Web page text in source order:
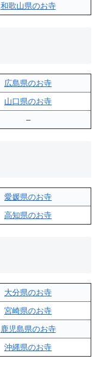
和歌山県のお寺
広島県のお寺
山口県のお寺
–
愛媛県のお寺
高知県のお寺
大分県のお寺
宮崎県のお寺
鹿児島県のお寺
沖縄県のお寺